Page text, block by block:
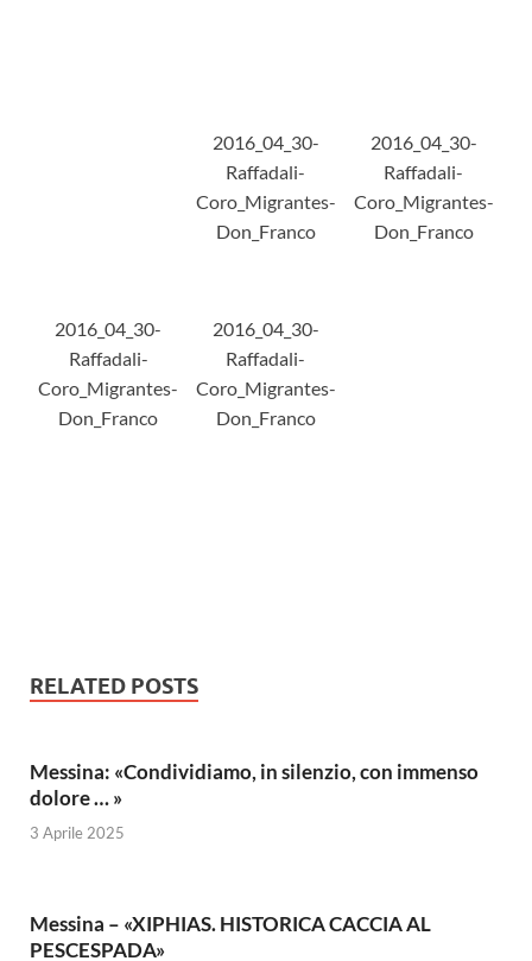
2016_04_30-
Raffadali-
Coro_Migrantes-
Don_Franco
2016_04_30-
Raffadali-
Coro_Migrantes-
Don_Franco
2016_04_30-
Raffadali-
Coro_Migrantes-
Don_Franco
2016_04_30-
Raffadali-
Coro_Migrantes-
Don_Franco
RELATED POSTS
Messina: «Condividiamo, in silenzio, con immenso
dolore … »
3 Aprile 2025
Messina – «XIPHIAS. HISTORICA CACCIA AL
PESCESPADA»